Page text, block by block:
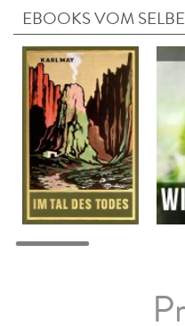
EBOOKS VOM